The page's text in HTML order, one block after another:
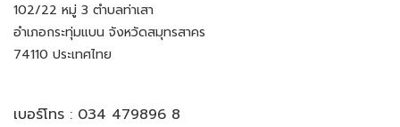
102/22 หมู่ 3 ตำบลท่าเสา
อำเภอกระทุ่มแบน จังหวัดสมุทรสาคร
74110 ประเทศไทย
เบอร์โทร : 034 479896 8